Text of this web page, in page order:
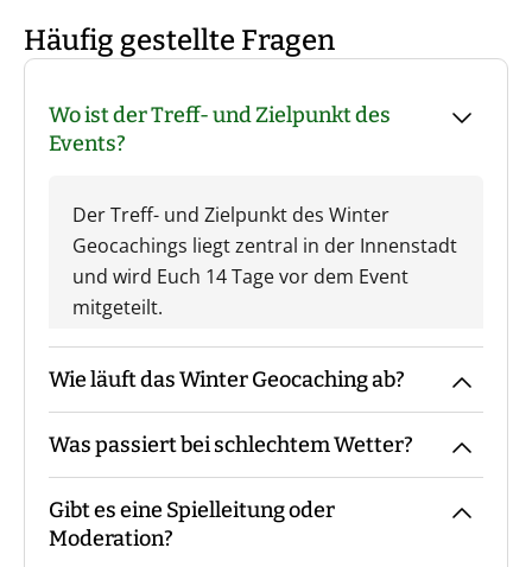
Häufig gestellte Fragen
Wo ist der Treff- und Zielpunkt des
Events?
Der Treff- und Zielpunkt des Winter
Geocachings liegt zentral in der Innenstadt
und wird Euch 14 Tage vor dem Event
mitgeteilt.
Wie läuft das Winter Geocaching ab?
Der Guide kommt mit den Materialien zum
vereinbarten Treffpunkt, macht die
Begrüßung sowie ggf. die
Gruppeneinteilung. Danach erfolgt eine
Was passiert bei schlechtem Wetter?
Das Event findet grundsätzlich bei jedem
Wetter statt. Eine Ausnahme bilden
Gibt es eine Spielleitung oder
Moderation?